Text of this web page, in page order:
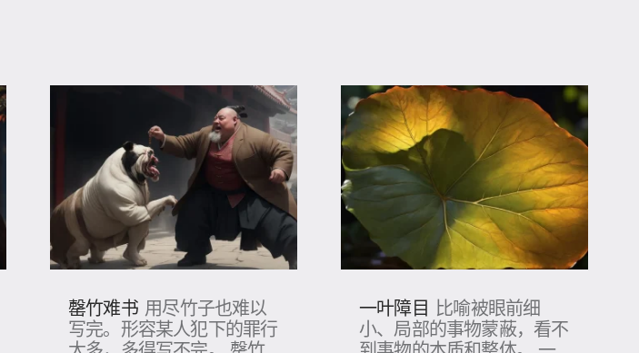
罄竹难书 用尽竹子也难以
写完。形容某人犯下的罪行
一叶障目 比喻被眼前细
小、局部的事物蒙蔽，看不